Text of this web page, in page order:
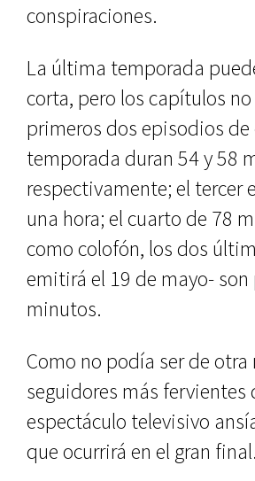
conspiraciones.
La última temporada
corta, pero los capítulos no
primeros dos episodios de
temporada duran 54 y 58
respectivamente; el tercer
una hora; el cuarto de 78
como colofón, los dos
emitirá el 19 de mayo- son
minutos.
Como no podía ser de otra
seguidores más fervientes
espectáculo televisivo
que ocurrirá en el gran final.